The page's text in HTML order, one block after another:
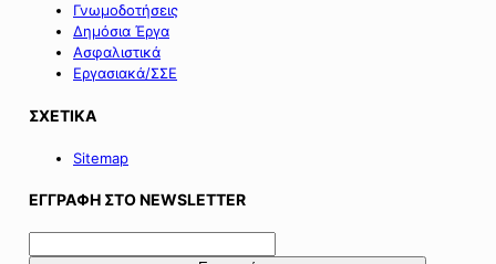
Γνωμοδοτήσεις
Δημόσια Έργα
Ασφαλιστικά
Εργασιακά/ΣΣΕ
ΣΧΕΤΙΚΑ
Sitemap
ΕΓΓΡΑΦΗ ΣΤΟ NEWSLETTER